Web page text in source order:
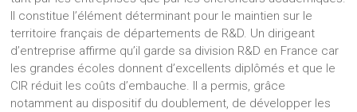
Il constitue l’élément déterminant pour le maintien sur le
territoire français de départements de R&D. Un dirigeant
d’entreprise affirme qu’il garde sa division R&D en France car
les grandes écoles donnent d’excellents diplômés et que le
CIR réduit les coûts d’embauche. Il a permis, grâce
notamment au dispositif du doublement, de développer les